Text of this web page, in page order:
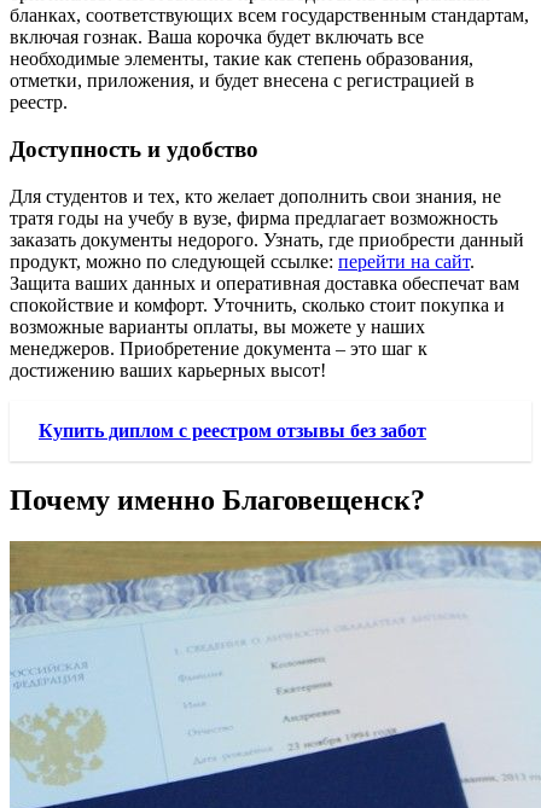
бланках, соответствующих всем государственным стандартам,
включая гознак. Ваша корочка будет включать все
необходимые элементы, такие как степень образования,
отметки, приложения, и будет внесена с регистрацией в
реестр.
Доступность и удобство
Для студентов и тех, кто желает дополнить свои знания, не
тратя годы на учебу в вузе, фирма предлагает возможность
заказать документы недорого. Узнать, где приобрести данный
продукт, можно по следующей ссылке: перейти на сайт.
Защита ваших данных и оперативная доставка обеспечат вам
спокойствие и комфорт. Уточнить, сколько стоит покупка и
возможные варианты оплаты, вы можете у наших
менеджеров. Приобретение документа – это шаг к
достижению ваших карьерных высот!
Купить диплом с реестром отзывы без забот
Почему именно Благовещенск?